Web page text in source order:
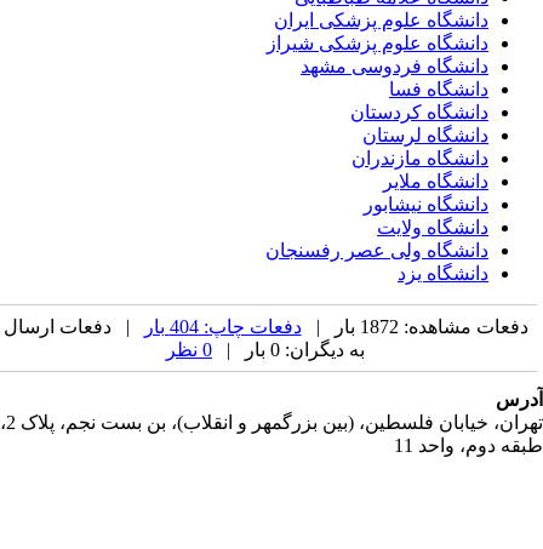
دانشگاه علوم پزشکی ایران
دانشگاه علوم پزشکی شیراز
دانشگاه فردوسی مشهد
دانشگاه فسا
دانشگاه کردستان
دانشگاه لرستان
دانشگاه مازندران
دانشگاه ملایر
دانشگاه نیشابور
دانشگاه ولایت
دانشگاه ولی عصر رفسنجان
دانشگاه یزد
دفعات مشاهده: 1872 بار | دفعات چاپ: 404 بار
| دفعات ارسال
به دیگران: 0 بار |
تهران، خیابان فلسطین، (بین بزرگمهر و انقلاب)، بن بست نجم، پلاک 2،
دوم، واحد 11